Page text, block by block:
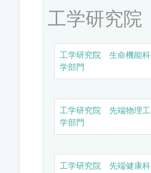
工学研究院
工学研究院 生命機能科
学部門
工学研究院 先端物理工
学部門
工学研究院 先端健康科